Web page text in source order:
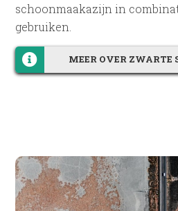
schoonmaakazijn in
gebruiken.
MEER OVER ZWARTE